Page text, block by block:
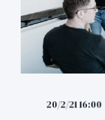
20/2/21 16:00